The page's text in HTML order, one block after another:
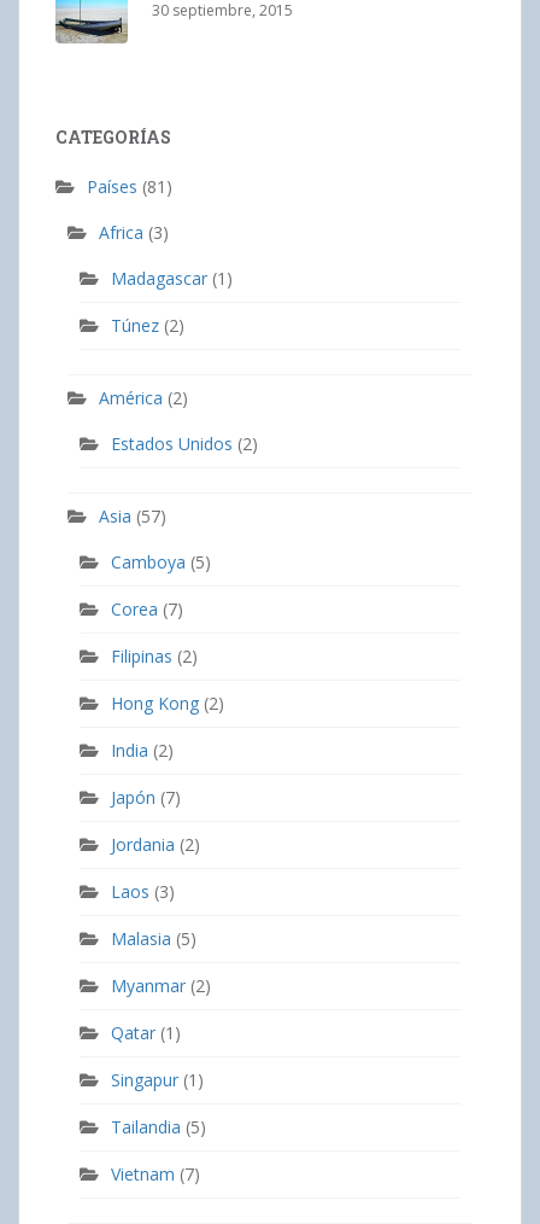
30 septiembre, 2015
CATEGORÍAS
Países (81)
Africa (3)
Madagascar (1)
Túnez (2)
América (2)
Estados Unidos (2)
Asia (57)
Camboya (5)
Corea (7)
Filipinas (2)
Hong Kong (2)
India (2)
Japón (7)
Jordania (2)
Laos (3)
Malasia (5)
Myanmar (2)
Qatar (1)
Singapur (1)
Tailandia (5)
Vietnam (7)